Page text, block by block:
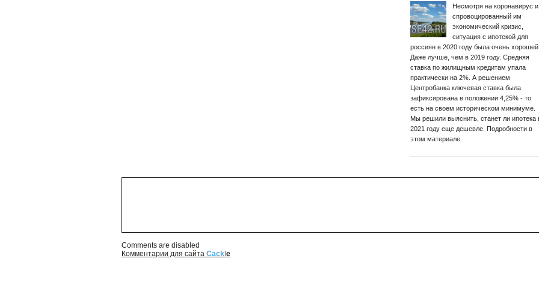
Несмотря на коронавирус и
спровоцированный им
экономический кризис,
ситуация с ипотекой для
россиян в 2020 году была очень хорошей.
Даже лучше, чем в 2019 году. Средняя
ставка по жилищным кредитам упала
практически на 2%. А решением
Центробанка ключевая ставка была
зафиксирована в положении 4,25% - то
есть на своем историческом минимуме.
Мы решили выяснить, станет ли ипотека
2021 году еще дешевле. Подробности в
этом материале.
Comments are disabled
Комментарии для сайта Cackl e